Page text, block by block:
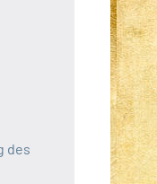
des